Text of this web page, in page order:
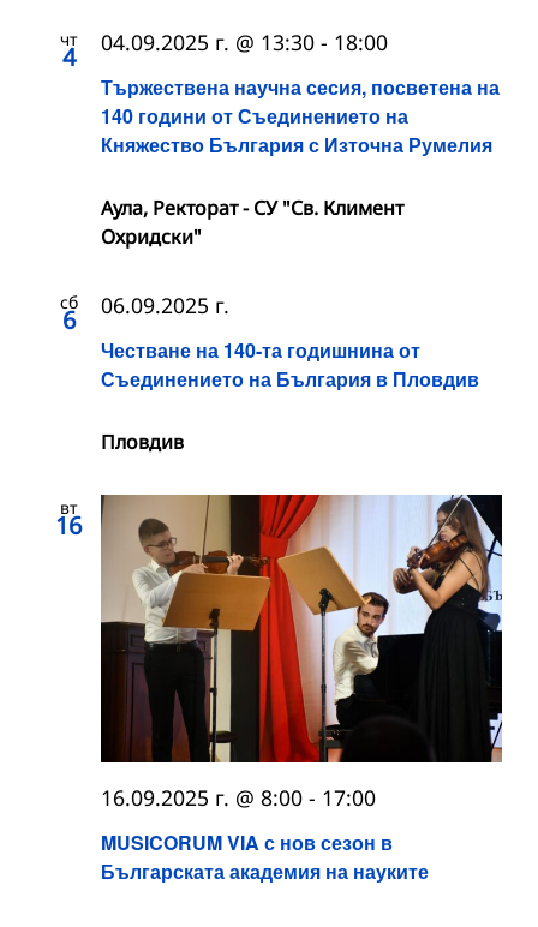
чт
4
Тържествена научна сесия, посветена на
140 години от Съединението на
Княжество България с Източна Румелия
04.09.2025 г. @ 13:30 - 18:00
Аула, Ректорат - СУ "Св. Климент
Охридски"
сб
6
Честване на 140-та годишнина от
Съединението на България в Пловдив
06.09.2025 г.
Пловдив
вт
16
MUSICORUM VIA с нов сезон в
Българската академия на науките
16.09.2025 г. @ 8:00 - 17:00